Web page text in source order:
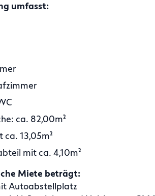
umfasst:
ca. 82,00m²
ca. 13,05m²
mit ca. 4,10m²
Miete beträgt:
Autoabstellplatz